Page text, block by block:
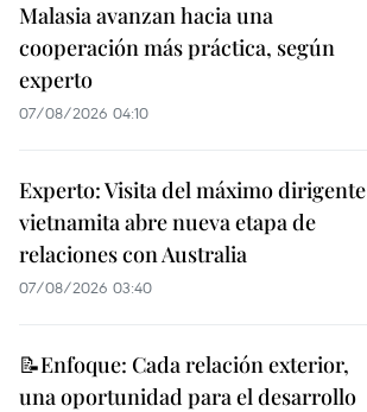
Malasia avanzan hacia una
cooperación más práctica, según
experto
07/08/2026 04:10
Experto: Visita del máximo dirigente
vietnamita abre nueva etapa de
relaciones con Australia
07/08/2026 03:40
📝Enfoque: Cada relación exterior,
una oportunidad para el desarrollo